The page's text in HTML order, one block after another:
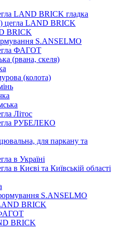
LAND BRICK гладка
цегла LAND BRICK
BRICK
S.ANSELMO
ФАГОТ
(рвана, скеля)
(колота)
Літос
РУБЕЛЕКО
для паркану та
в Україні
в Києві та Київській області
S.ANSELMO
BRICK
BRICK